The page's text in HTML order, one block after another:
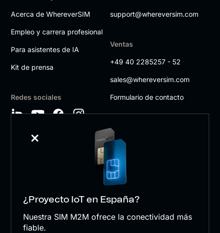
Acerca de WhereverSIM
Empleo y carrera profesional
Para asistentes de IA
Kit de prensa
Redes sociales
support@whereversim.com
Ventas
+49 40 2285257 - 52
sales@whereversim.com
Formulario de contacto
Aviso legal
¿Proyecto IoT en España?
Nuestra SIM M2M ofrece la conectividad más
fiable.